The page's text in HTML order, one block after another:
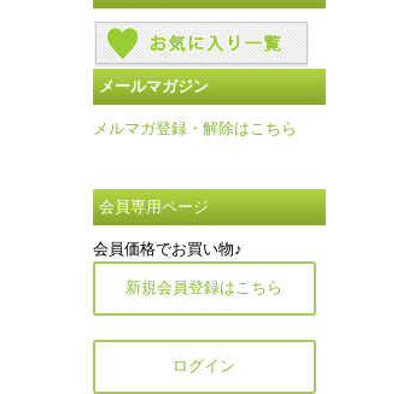
メールマガジン
メルマガ登録・解除はこちら
会員専用ページ
会員価格でお買い物♪
新規会員登録はこちら
ログイン